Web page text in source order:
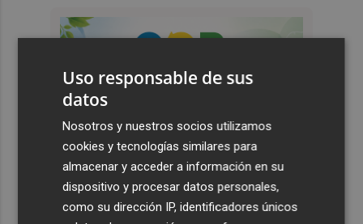
Uso responsable de sus
datos
Nosotros y nuestros socios utilizamos
cookies y tecnologías similares para
almacenar y acceder a información en su
dispositivo y procesar datos personales,
como su dirección IP, identificadores únicos